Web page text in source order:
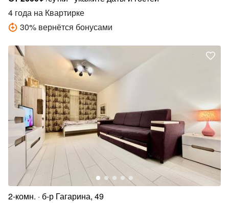
4 года на Квартирке
30% вернётся бонусами
2-комн.
б-р Гагарина, 49